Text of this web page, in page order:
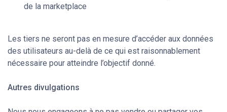
de la marketplace
Les tiers ne seront pas en mesure d’accéder aux données
des utilisateurs au-delà de ce qui est raisonnablement
nécessaire pour atteindre l’objectif donné.
Autres divulgations